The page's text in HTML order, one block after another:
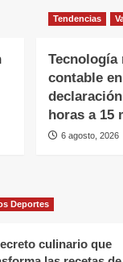
Tendencias
Tecnología
contable
horas a 15
6 agosto, 2026
Deportes
culinario que